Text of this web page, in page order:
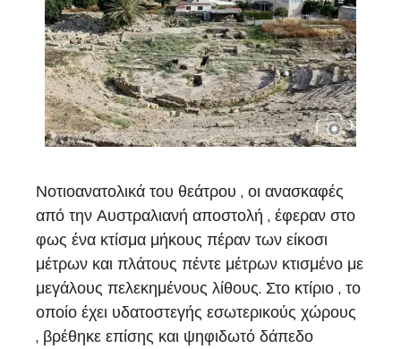
Νοτιοανατολικά του θεάτρου , οι ανασκαφές
από την Αυστραλιανή αποστολή , έφεραν στο
φως ένα κτίσμα μήκους πέραν των είκοσι
μέτρων και πλάτους πέντε μέτρων κτισμένο με
μεγάλους πελεκημένους λίθους. Στο κτίριο , το
οποίο έχει υδατοστεγής εσωτερικούς χώρους
, βρέθηκε επίσης και ψηφιδωτό δάπεδο